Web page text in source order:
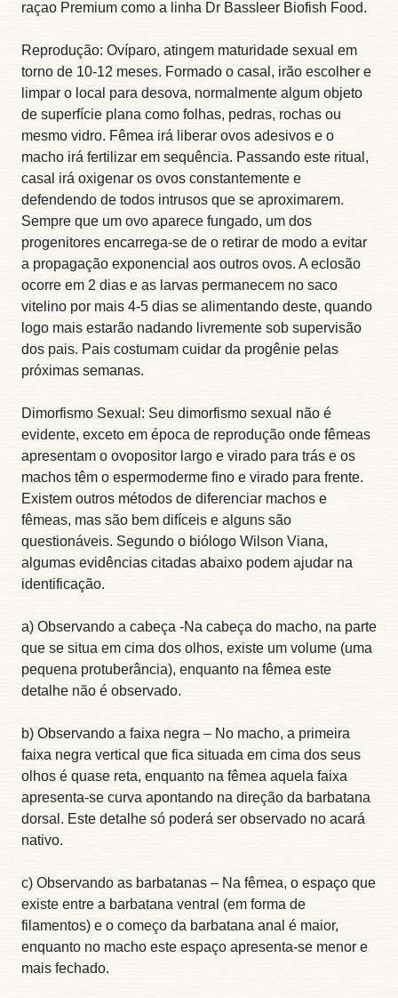
raçao Premium como a linha Dr Bassleer Biofish Food.
Reprodução: Ovíparo, atingem maturidade sexual em
torno de 10-12 meses. Formado o casal, irão escolher e
limpar o local para desova, normalmente algum objeto
de superfície plana como folhas, pedras, rochas ou
mesmo vidro. Fêmea irá liberar ovos adesivos e o
macho irá fertilizar em sequência. Passando este ritual,
casal irá oxigenar os ovos constantemente e
defendendo de todos intrusos que se aproximarem.
Sempre que um ovo aparece fungado, um dos
progenitores encarrega-se de o retirar de modo a evitar
a propagação exponencial aos outros ovos. A eclosão
ocorre em 2 dias e as larvas permanecem no saco
vitelino por mais 4-5 dias se alimentando deste, quando
logo mais estarão nadando livremente sob supervisão
dos pais. Pais costumam cuidar da progênie pelas
próximas semanas.
Dimorfismo Sexual: Seu dimorfismo sexual não é
evidente, exceto em época de reprodução onde fêmeas
apresentam o ovopositor largo e virado para trás e os
machos têm o espermoderme fino e virado para frente.
Existem outros métodos de diferenciar machos e
fêmeas, mas são bem difíceis e alguns são
questionáveis. Segundo o biólogo Wilson Viana,
algumas evidências citadas abaixo podem ajudar na
identificação.
a) Observando a cabeça -Na cabeça do macho, na parte
que se situa em cima dos olhos, existe um volume (uma
pequena protuberância), enquanto na fêmea este
detalhe não é observado.
b) Observando a faixa negra – No macho, a primeira
faixa negra vertical que fica situada em cima dos seus
olhos é quase reta, enquanto na fêmea aquela faixa
apresenta-se curva apontando na direção da barbatana
dorsal. Este detalhe só poderá ser observado no acará
nativo.
c) Observando as barbatanas – Na fêmea, o espaço que
existe entre a barbatana ventral (em forma de
filamentos) e o começo da barbatana anal é maior,
enquanto no macho este espaço apresenta-se menor e
mais fechado.